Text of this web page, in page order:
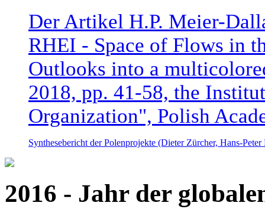
Der Artikel H.P. Meier-
RHEI - Space of Flows in
Outlooks into a
2018, pp. 41-58, the
Organization", Polish
Synthesebericht der Polenprojekte (Dieter Zürcher, Hans-
2016 - Jahr der